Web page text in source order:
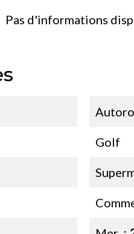
Pas d'informations
Golf